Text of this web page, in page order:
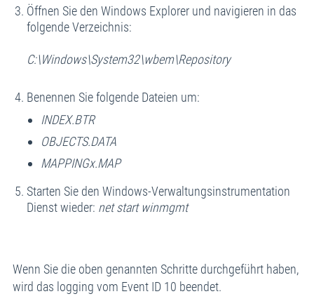
Öffnen Sie den Windows Explorer und navigieren in das
folgende Verzeichnis:
C:\Windows\System32\wbem\Repository
Benennen Sie folgende Dateien um:
INDEX.BTR
OBJECTS.DATA
MAPPINGx.MAP
Starten Sie den Windows-Verwaltungsinstrumentation
Dienst wieder: net start winmgmt
Wenn Sie die oben genannten Schritte durchgeführt haben,
wird das logging vom Event ID 10 beendet.